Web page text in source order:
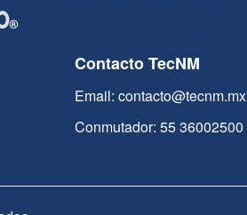
Contacto TecNM
Email: contacto@tecnm.mx
Conmutador: 55 36002500